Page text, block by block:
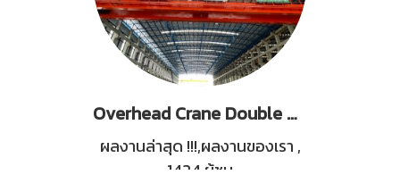
Overhead Crane Double Boxgirder Capacity 5 Tons
ผลงานล่าสุด !!!,ผลงานของเรา ,
1424 ผู้ชม